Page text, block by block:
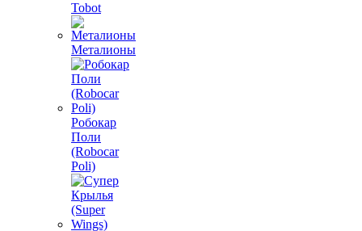
Tobot
Металионы
Робокар
Поли
(Robocar
Poli)